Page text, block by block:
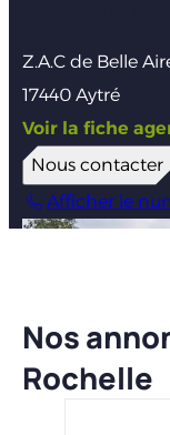
Z.A.C de Belle
17440 Aytré
Voir la fiche
Nous contacter
Afficher le
Nos
Rochelle